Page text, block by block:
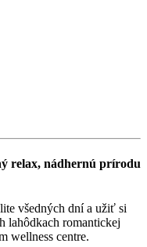
relax, nádhernú prírodu
všedných dní a užiť si
lahôdkach romantickej
wellness centre.